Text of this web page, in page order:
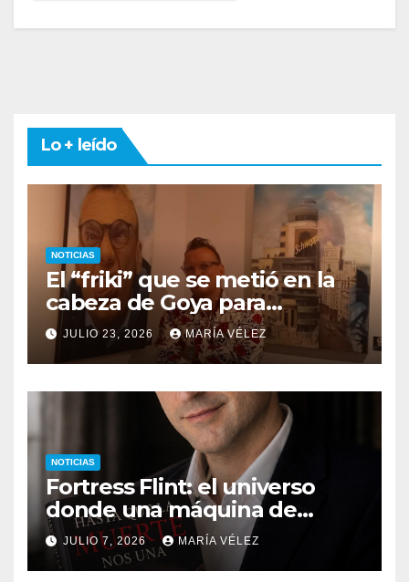
Lo + leído
NOTICIAS
El “friki” que se metió en la
cabeza de Goya para
descubrir qué esconden sus
monstruos
JULIO 23, 2026 MARÍA VÉLEZ
NOTICIAS
Fortress Flint: el universo
donde una máquina de
escribir, un silbido o un
recuerdo pueden cambiarlo
JULIO 7, 2026 MARÍA VÉLEZ